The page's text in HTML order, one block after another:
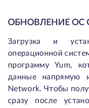
ОБНОВЛЕНИЕ ОС
Загрузка и
операционной
программу Yum,
данные напрямую
Network. Чтобы
сразу после